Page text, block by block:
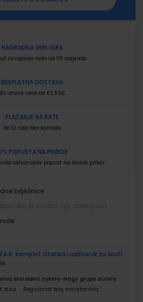
NAGRADNA SMS IGRA
osvajanja neke od 101 nagrade
BESPLATNA DOSTAVA
Za iznose veće od 62,50€
PLAĆANJE NA RATE
do 12 rata bez kamata
POPUSTA NA PRIBOR
ostvarujete popust na školski pribor
bilježnice
ZA 6; komplet čitanka i udžbenik za šesti
Matošević Sykora-Nagy grupa autora
d.o.o.
Registarski broj ministarstva: